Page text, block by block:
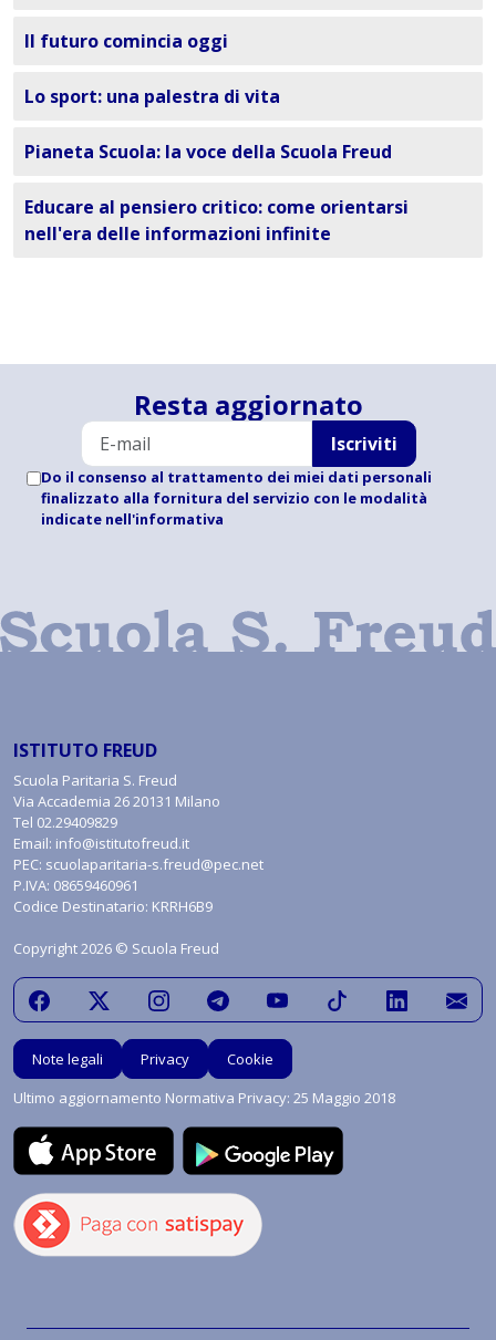
Il futuro comincia oggi
Lo sport: una palestra di vita
Pianeta Scuola: la voce della Scuola Freud
Educare al pensiero critico: come orientarsi
nell'era delle informazioni infinite
Resta aggiornato
Iscriviti
Do il consenso al trattamento dei miei dati personali
finalizzato alla fornitura del servizio con le modalità
indicate nell'informativa
ISTITUTO FREUD
Scuola Paritaria S. Freud
Via Accademia 26 20131 Milano
Tel 02.29409829
Email: info@istitutofreud.it
PEC: scuolaparitaria-s.freud@pec.net
P.IVA: 08659460961
Codice Destinatario: KRRH6B9
Copyright 2026 © Scuola Freud
Note legali Privacy
Cookie
Ultimo aggiornamento Normativa Privacy: 25 Maggio 2018